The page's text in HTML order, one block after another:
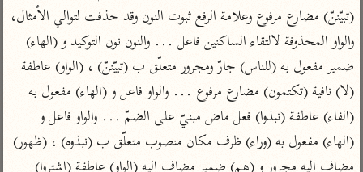
تفسير القرطبي
تفسير البغوي
جمع الأقوال
تفسير ابن الجوزي
تفسير الماوردي
تفسير ابن جزي
موسوعات
تفسير الآلوسي
تفسير الرازي
تفسير السعدي
أيسر التفاسير
القرآن – تدبر وعمل
تفسير ابن عثيمين
مركَّزة العبارة
(الفاء) عاطفة (نبذوا) فعل ماض مبنيّ على الضمّ ... والواو فاعل و